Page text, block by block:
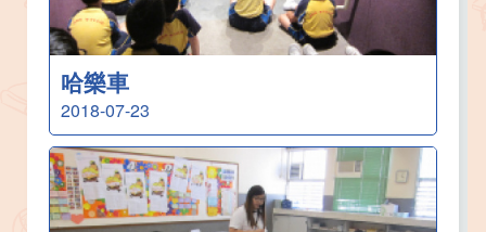
哈樂車
2018-07-23